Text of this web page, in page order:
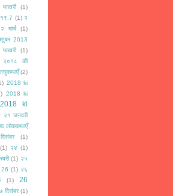
(1)
१९.7 (1) २
२ मार्च
(1)
2013
(1)
२०१८ की
(2)
2018 ki
2018 ki
2018 ki
२१ जनवरी
लोककथाएँ
(1)
(1) २४ (1)
(1) २५
26 (1) २६
(1)
26
दिसंबर (1)